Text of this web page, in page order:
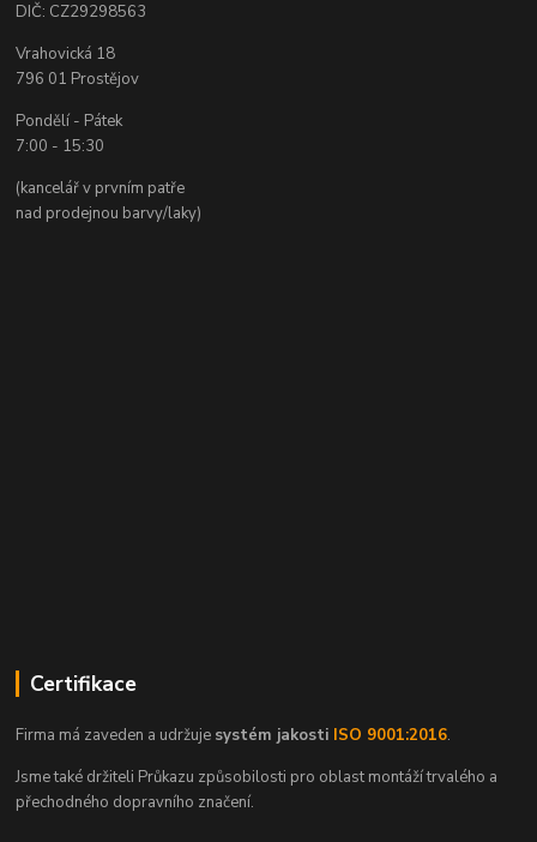
DIČ: CZ29298563
Vrahovická 18
796 01 Prostějov
Pondělí - Pátek
7:00 - 15:30
(kancelář v prvním patře
nad prodejnou barvy/laky)
Certifikace
Firma má zaveden a udržuje systém jakosti ISO 9001:2016.
Jsme také držiteli Průkazu způsobilosti pro oblast montáží trvalého a
přechodného dopravního značení.